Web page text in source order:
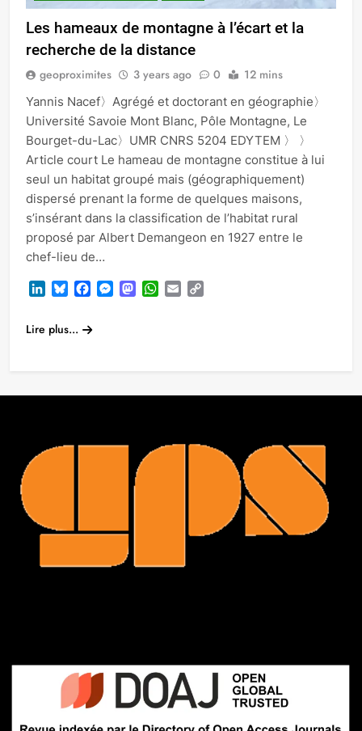
Les hameaux de montagne à l’écart et la
recherche de la distance
geoproximites 3 years ago 0 12 mins
Yannis Nacef〉Agrégé et doctorant en géographie〉
Université Savoie Mont Blanc, Pôle Montagne, Le
Bourget-du-Lac〉UMR CNRS 5204 EDYTEM 〉 〉
Article court Le hameau de montagne constitue à lui
seul un habitat groupé mais (géographiquement)
dispersé prenant la forme de quelques maisons,
s’insérant dans la classification de l’habitat rural
proposé par Albert Demangeon en 1927 entre le
chef-lieu de…
LinkedInBlueskyFacebook
Messenger
Mastodon
WhatsApp
Email
Lire plus...